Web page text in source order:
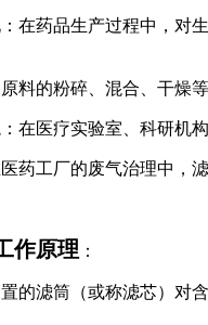
在药品生产过程中，对
料的粉碎、混合、干燥
在医疗实验室、科研机
药工厂的废气治理中，
作原理‌ ：
的滤筒（或称滤芯）对